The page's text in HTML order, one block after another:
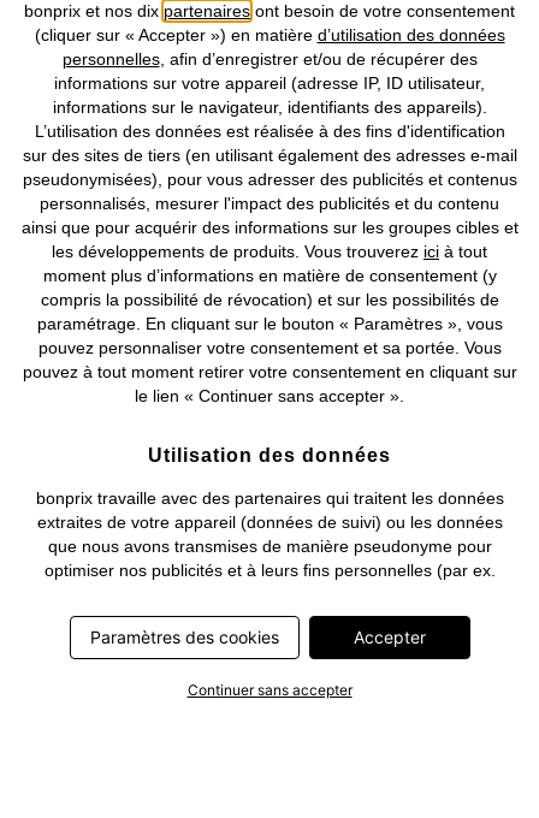
Prix indiqués TVA comprise avec en susfrais de port & de service
CGV Données personnelles Paramètres des cookies
Mentions légales Résilier le contrat
©2026 bonprix.Tous droits réservés.
Deutsch Français
bonprix et nos dix partenaires ont besoin de votre consentement
(cliquer sur « Accepter ») en matière d’utilisation des données
personnelles, afin d’enregistrer et/ou de récupérer des
informations sur votre appareil (adresse IP, ID utilisateur,
informations sur le navigateur, identifiants des appareils).
L’utilisation des données est réalisée à des fins d'identification
sur des sites de tiers (en utilisant également des adresses e-mail
pseudonymisées), pour vous adresser des publicités et contenus
personnalisés, mesurer l'impact des publicités et du contenu
ainsi que pour acquérir des informations sur les groupes cibles et
les développements de produits. Vous trouverez ici à tout
moment plus d’informations en matière de consentement (y
compris la possibilité de révocation) et sur les possibilités de
paramétrage. En cliquant sur le bouton « Paramètres », vous
pouvez personnaliser votre consentement et sa portée. Vous
pouvez à tout moment retirer votre consentement en cliquant sur
le lien « Continuer sans accepter ».
Utilisation des données
bonprix travaille avec des partenaires qui traitent les données
extraites de votre appareil (données de suivi) ou les données
que nous avons transmises de manière pseudonyme pour
optimiser nos publicités et à leurs fins personnelles (par ex.
cadre, non seulement la collecte des données de suivi ou la
transmission de vos données pseudonymisées mais également
nécessitent un consentement. Les données de suivi seront alors
Paramètres des cookies Accepter
Continuer sans accepter